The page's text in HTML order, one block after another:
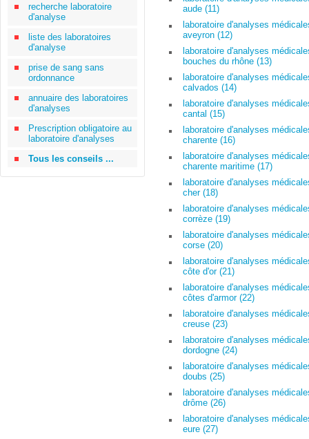
recherche laboratoire
d'analyse
liste des laboratoires
d'analyse
prise de sang sans
ordonnance
annuaire des laboratoires
d'analyses
Prescription obligatoire au
laboratoire d'analyses
Tous les conseils ...
aude (11)
laboratoire d'analyses
aveyron (12)
laboratoire d'analyses
bouches du rhône (13)
laboratoire d'analyses
calvados (14)
laboratoire d'analyses
cantal (15)
laboratoire d'analyses
charente (16)
laboratoire d'analyses
charente maritime (17)
laboratoire d'analyses
cher (18)
laboratoire d'analyses
corrèze (19)
laboratoire d'analyses
corse (20)
laboratoire d'analyses
côte d'or (21)
laboratoire d'analyses
côtes d'armor (22)
laboratoire d'analyses
creuse (23)
laboratoire d'analyses
dordogne (24)
laboratoire d'analyses
doubs (25)
laboratoire d'analyses
drôme (26)
laboratoire d'analyses
eure (27)